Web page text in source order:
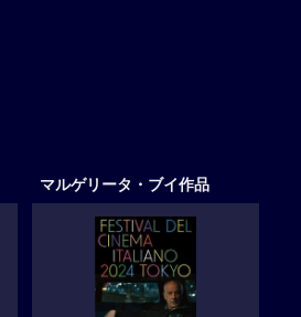
マルゲリータ・ブイ作品